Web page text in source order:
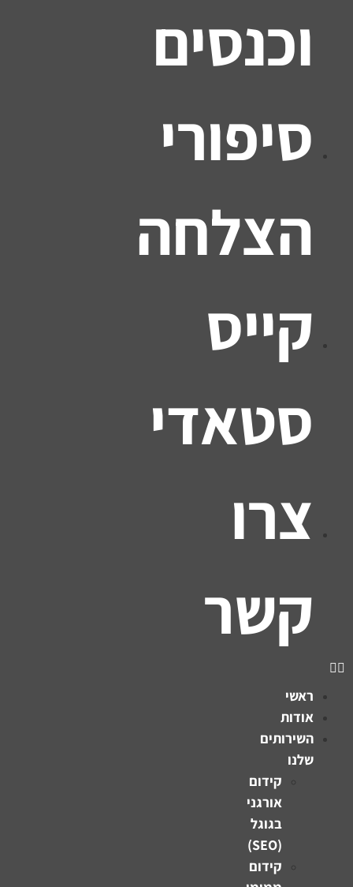
וכנסים
סיפורי
הצלחה
קייס
סטאדי
צרו
קשר
ראשי
אודות
השירותים
שלנו
קידום
אורגני
בגוגל
(SEO)
קידום